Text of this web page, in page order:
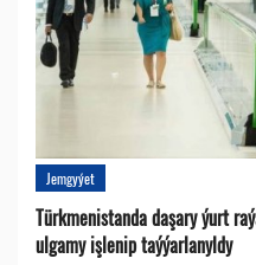
Jemgyýet
Türkmenistanda daşary ýurt
ulgamy işlenip taýýarlanyldy